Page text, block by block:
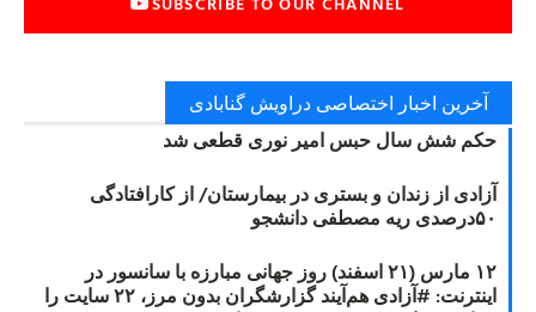
آخرین اخبار اختصاصی دراویش گنابادی
حکم شش سال حبس امیر نوری قطعی شد
آزادی از زندان و بستری در بیمارستان/ از کارافتادگی
۵۰درصدی ریه مصطفی دانشجو
۱۲ مارس (۲۱ اسفند) روز جهانی مبارزه با سانسور در
اینترنت: #آزادی هم‌آیند گزارشگران‌ بدون مرز، ۲۲ سایت را